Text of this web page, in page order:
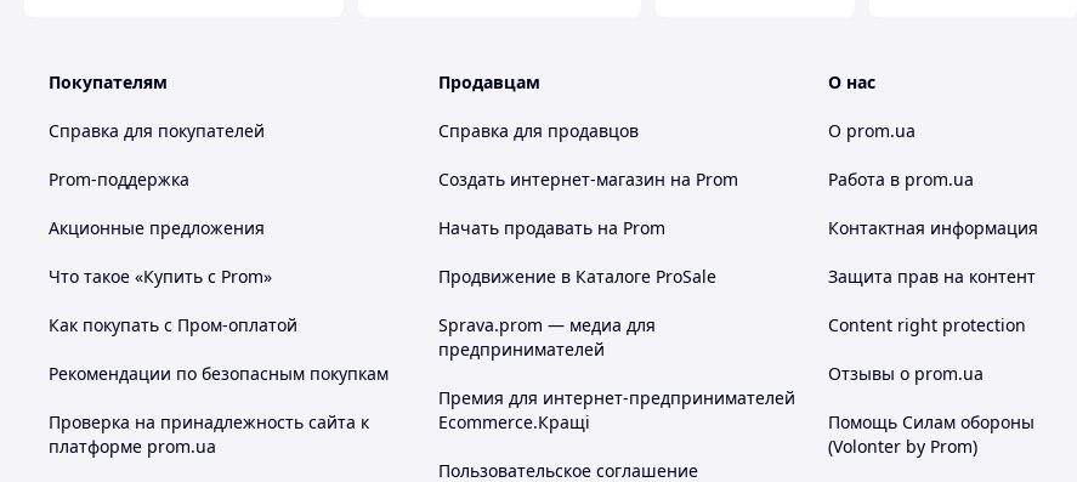
Покупателям
Справка для покупателей
Prom-поддержка
Акционные предложения
Что такое «Купить с Prom»
Как покупать с Пром-оплатой
Рекомендации по безопасным покупкам
Проверка на принадлежность сайта к
платформе prom.ua
Продавцам
Справка для продавцов
Создать интернет-магазин на Prom
Начать продавать на Prom
Продвижение в Каталоге ProSale
Sprava.prom — медиа для
предпринимателей
Премия для интернет-предпринимателей
Ecommerce.Кращі
Пользовательское соглашение
О нас
О prom.ua
Работа в prom.ua
Контактная информация
Защита прав на контент
Content right protection
Отзывы о prom.ua
Помощь Силам обороны
(Volonter by Prom)